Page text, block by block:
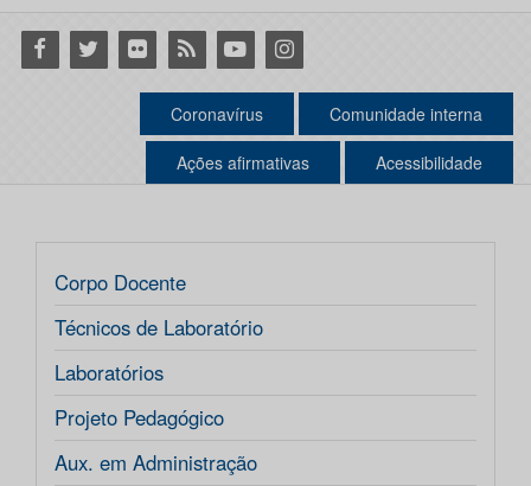
Facebook
Twitter Flickr RSS YoutubeInstagram
Coronavírus Comunidade interna
Ações afirmativas Acessibilidade
Corpo Docente
Técnicos de Laboratório
Laboratórios
Projeto Pedagógico
Aux. em Administração